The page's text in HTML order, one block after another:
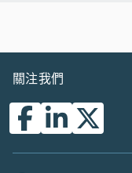
關注我們